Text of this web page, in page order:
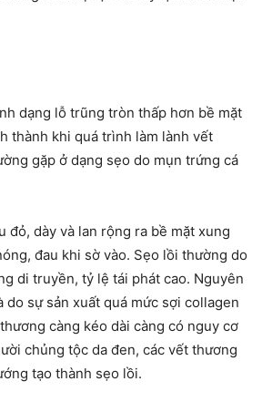
dạng lỗ trũng tròn thấp hơn bề mặt
thành khi quá trình làm lành vết
gặp ở dạng sẹo do mụn trứng cá
đỏ, dày và lan rộng ra bề mặt xung
đau khi sờ vào. Sẹo lồi thường do
di truyền, tỷ lệ tái phát cao. Nguyên
do sự sản xuất quá mức sợi collagen
càng kéo dài càng có nguy cơ
chủng tộc da đen, các vết thương
tạo thành sẹo lồi.